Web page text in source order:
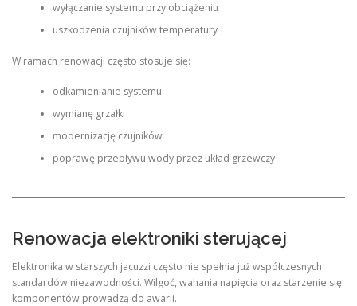
wyłączanie systemu przy obciążeniu
uszkodzenia czujników temperatury
W ramach renowacji często stosuje się:
odkamienianie systemu
wymianę grzałki
modernizację czujników
poprawę przepływu wody przez układ grzewczy
Renowacja elektroniki sterującej
Elektronika w starszych jacuzzi często nie spełnia już współczesnych
standardów niezawodności. Wilgoć, wahania napięcia oraz starzenie się
komponentów prowadzą do awarii.